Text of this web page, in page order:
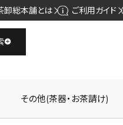
卸総本舗とは ご利用ガイド
その他(茶器・お茶請け)